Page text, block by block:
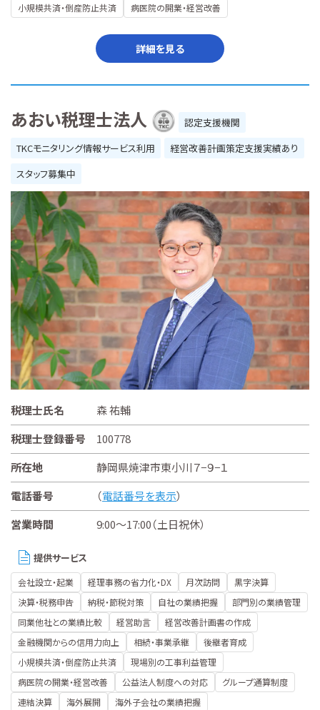
小規模共済・倒産防止共済
病医院の開業・経営改善
詳細を見る
あおい税理士法人
認定支援機関
TKCモニタリング情報サービス利用
経営改善計画策定支援実績あり
スタッフ募集中
税理士氏名
森 祐輔
税理士登録番号
100778
所在地
静岡県焼津市東小川７−９−１
電話番号
（電話番号を表示）
営業時間
9:00～17:00（土日祝休）
提供サービス
会社設立・起業 経理事務の省力化・DX 月次訪問
黒字決算
決算・税務申告
納税・節税対策 自社の業績把握
部門別の業績管理
同業他社との業績比較
経営助言
経営改善計画書の作成
金融機関からの信用力向上
相続・事業承継
後継者育成
小規模共済・倒産防止共済
現場別の工事利益管理
病医院の開業・経営改善
公益法人制度への対応
グループ通算制度
連結決算
海外展開 海外子会社の業績把握